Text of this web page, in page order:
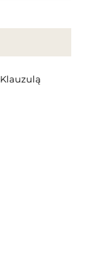
Klauzulą